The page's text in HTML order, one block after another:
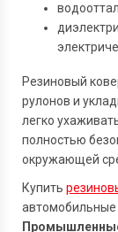
Резиновый
рулонов и
легко
полностью
окружающей
Купить